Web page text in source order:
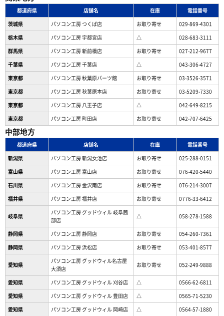
都道府県 店舗名 在庫
電話番号
茨城県
パソコン工房 つくば店 お取り寄せ
029-869-4301
栃木県
パソコン工房 宇都宮店 △
028-683-3111
群馬県
パソコン工房 新前橋店 お取り寄せ
027-212-9677
千葉県
パソコン工房 千葉店 △
043-306-4727
東京都
パソコン工房 秋葉原パーツ館 お取り寄せ
03-3526-3571
東京都
パソコン工房 秋葉原本店 お取り寄せ
03-5209-7330
東京都
パソコン工房 八王子店 △
042-649-8215
東京都
パソコン工房 町田店 お取り寄せ 042-707-6425
中部地方
都道府県 店舗名 在庫
電話番号
新潟県
パソコン工房 新潟女池店 お取り寄せ
025-288-0151
富山県
パソコン工房 富山店 お取り寄せ
076-420-5440
石川県
パソコン工房 金沢南店 お取り寄せ
076-214-3007
福井県
パソコン工房 福井店 お取り寄せ 0776-33-6412
岐阜県
パソコン工房 グッドウィル 岐阜茜
部店
△ 058-278-1588
静岡県 パソコン工房 静岡店 お取り寄せ
054-260-7361
静岡県
パソコン工房 浜松店 お取り寄せ 053-401-8577
愛知県
パソコン工房 グッドウィル名古屋
大須店
お取り寄せ 052-249-9888
愛知県 パソコン工房 グッドウィル 刈谷店 △
0566-62-6811
愛知県
パソコン工房 グッドウィル 豊田店 △
0565-71-5230
愛知県
パソコン工房 グッドウィル 岡崎店 △
0564-57-1880